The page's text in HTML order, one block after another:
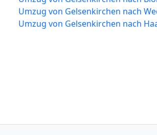
Umzug von Gelsenkirchen nach
Umzug von Gelsenkirchen nach